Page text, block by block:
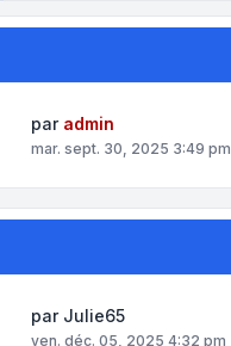
par admin
mar. sept. 30, 2025 3:49 pm
par Julie65
ven. déc. 05, 2025 4:32 pm